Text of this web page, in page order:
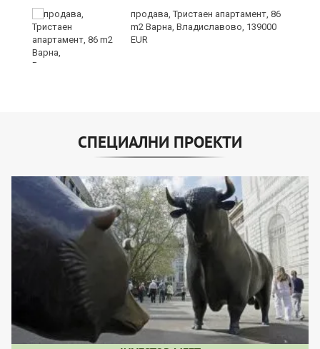
продава, Тристаен апартамент, 86
m2 Варна, Владиславово, 139000
EUR
СПЕЦИАЛНИ ПРОЕКТИ